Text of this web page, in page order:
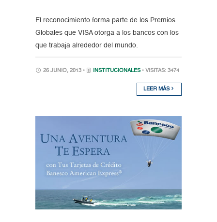
El reconocimiento forma parte de los Premios
Globales que VISA otorga a los bancos con los
que trabaja alrededor del mundo.
26 JUNIO, 2013 • INSTITUCIONALES • VISITAS: 3474
LEER MÁS